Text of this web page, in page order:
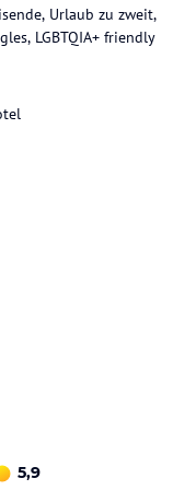
Urlaub zu zweit,
LGBTQIA+ friendly
5,9